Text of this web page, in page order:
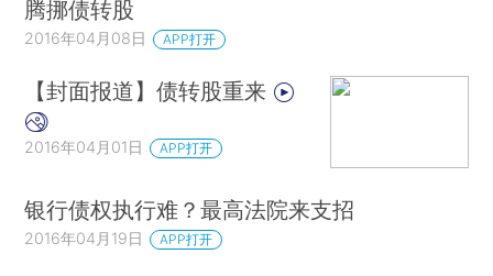
腾挪债转股
2016年04月08日 APP打开
【封面报道】债转股重来
2016年04月01日 APP打开
银行债权执行难？最高法院来支招
2016年04月19日 APP打开